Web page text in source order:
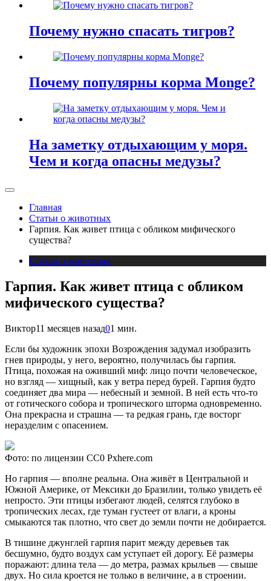
Почему нужно спасать тигров?
Почему популярны корма Monge?
На заметку отдыхающим у моря.
Чем и когда опасны медузы?
Главная
Статьи о животных
Гарпия. Как живет птица с обликом мифического
существа?
Статьи о животных
Гарпия. Как живет птица с обликом
мифического существа?
Виктор11 месяцев назад01 мин.
Если бы художник эпохи Возрождения задумал изобразить
гнев природы, у него, вероятно, получилась бы гарпия.
Птица, похожая на оживший миф: лицо почти человеческое,
но взгляд — хищный, как у ветра перед бурей. Гарпия будто
соединяет два мира — небесный и земной. В ней есть что-то
от готического собора и тропического шторма одновременно.
Она прекрасна и страшна — та редкая грань, где восторг
неразделим с опасением.
Фото: по лицензии CC0 Pxhere.com
Но гарпия — вполне реальна. Она живёт в Центральной и
Южной Америке, от Мексики до Бразилии, только увидеть её
непросто. Эти птицы избегают людей, селятся глубоко в
тропических лесах, где туман густеет от влаги, а кроны
смыкаются так плотно, что свет до земли почти не добирается.
В тишине джунглей гарпия парит между деревьев так
бесшумно, будто воздух сам уступает ей дорогу. Её размеры
поражают: длина тела — до метра, размах крыльев — свыше
двух. Но сила кроется не только в величине, а в строении.